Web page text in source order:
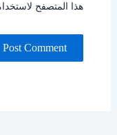
هذا المتصفح